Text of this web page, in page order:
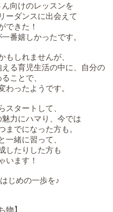
向けのレッスンを
ーダンスに出会えて
できた！
番嬉しかったです。
もしれませんが、
る育児生活の中に、自分の
ことで、
わったようです。
スタートして、
力にハマり、今では
までになった方も。
一緒に習って、
したりした方も
います！
じめの一歩を♪
物】